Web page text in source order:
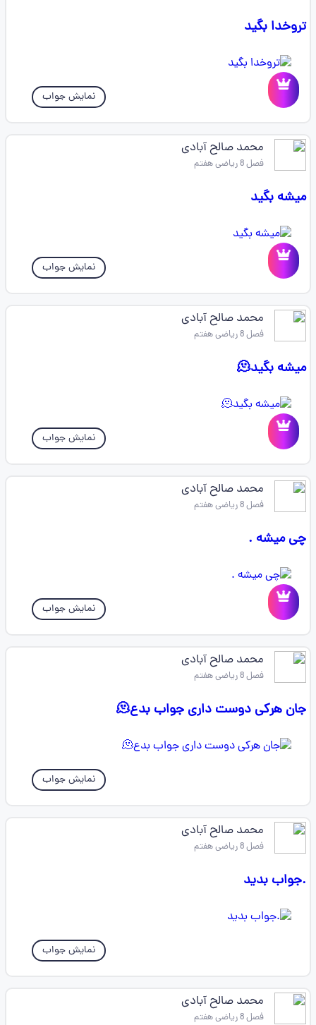
تروخدا بگید
نمایش جواب
محمد صالح آبادی
فصل 8 ریاضی هفتم
میشه بگید
نمایش جواب
محمد صالح آبادی
فصل 8 ریاضی هفتم
میشه بگید🫠
نمایش جواب
محمد صالح آبادی
فصل 8 ریاضی هفتم
چی میشه .
نمایش جواب
محمد صالح آبادی
فصل 8 ریاضی هفتم
جان هرکی دوست داری جواب بدع🫠
نمایش جواب
محمد صالح آبادی
فصل 8 ریاضی هفتم
.جواب بدید
نمایش جواب
محمد صالح آبادی
فصل 8 ریاضی هفتم